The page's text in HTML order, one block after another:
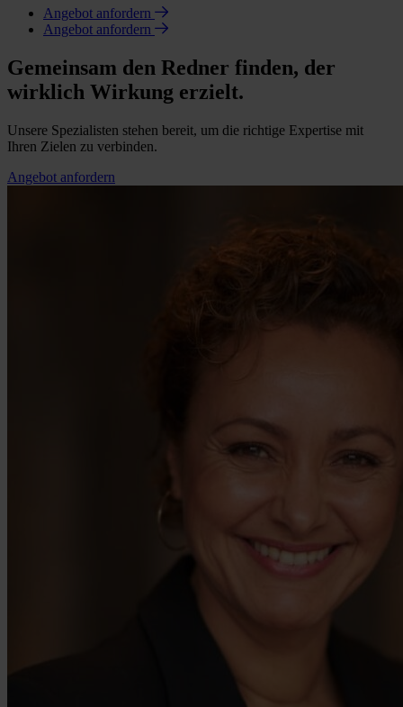
Angebot anfordern
Angebot anfordern
Gemeinsam den Redner finden, der
wirklich Wirkung erzielt.
Unsere Spezialisten stehen bereit, um die richtige Expertise mit
Ihren Zielen zu verbinden.
Angebot anfordern